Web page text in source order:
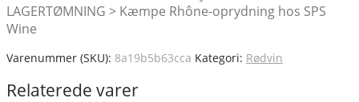
LAGERTØMNING > Kæmpe Rhône-oprydning hos SPS
Wine
Varenummer (SKU): 8a19b5b63cca Kategori: Rødvin
Relaterede varer